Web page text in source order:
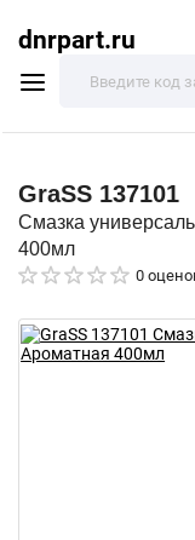
dnrpart.ru
GraSS 137101
Смазка
400мл
0